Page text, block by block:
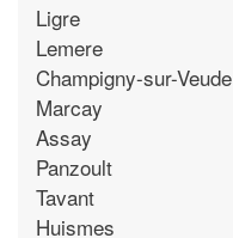
Ligre
Lemere
Champigny-sur-Veude
Marcay
Assay
Panzoult
Tavant
Huismes